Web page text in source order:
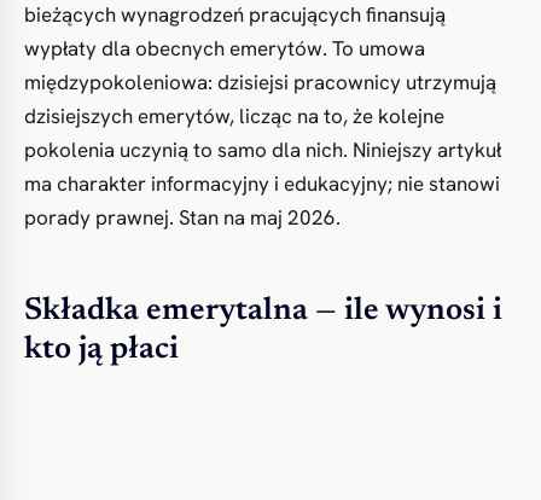
bieżących wynagrodzeń pracujących finansują
wypłaty dla obecnych emerytów. To umowa
międzypokoleniowa: dzisiejsi pracownicy utrzymują
dzisiejszych emerytów, licząc na to, że kolejne
pokolenia uczynią to samo dla nich. Niniejszy artykuł
ma charakter informacyjny i edukacyjny; nie stanowi
porady prawnej. Stan na maj 2026.
Składka emerytalna — ile wynosi i
kto ją płaci